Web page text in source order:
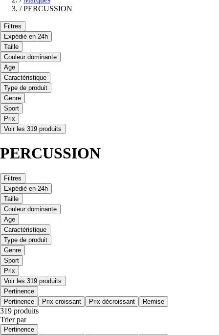
/ PERCUSSION
Filtres
Expédié en 24h
Taille
Couleur dominante
Age
Caractéristique
Type de produit
Genre
Sport
Prix
Voir les 319 produits
PERCUSSION
Filtres
Expédié en 24h
Taille
Couleur dominante
Age
Caractéristique
Type de produit
Genre
Sport
Prix
Voir les 319 produits
Pertinence
Pertinence
Prix croissant Prix décroissant Remise
319 produits
Trier par
Pertinence